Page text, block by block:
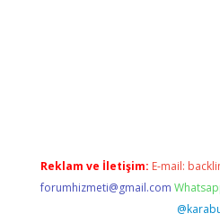
Reklam ve İletişim: E-mail:
forumhizmeti@gmail.com